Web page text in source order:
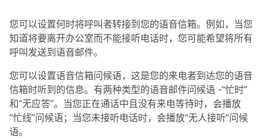
您可以设置何时将呼叫者转接到您的语音信箱。例如，当您
知道将要离开办公室而不能接听电话时，您可能希望将所有
呼叫发送到语音邮件。
您可以设置语音信箱问候语，这是您的来电者到达您的语音
信箱时听到的信息。有两种类型的语音邮件问候语 -“忙时”
和“无应答”。当您正在通话中且没有来电等待时，会播放
“忙线”问候语；当您未接听电话时，会播放“无人接听”问候
语。